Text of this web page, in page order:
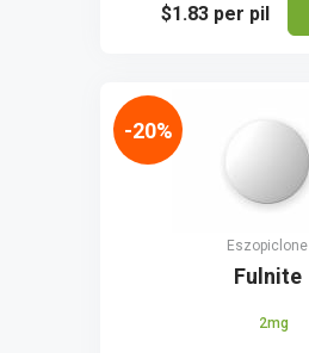
$1.83 per pil
Eszopiclone
Fulnite
2mg
-20%